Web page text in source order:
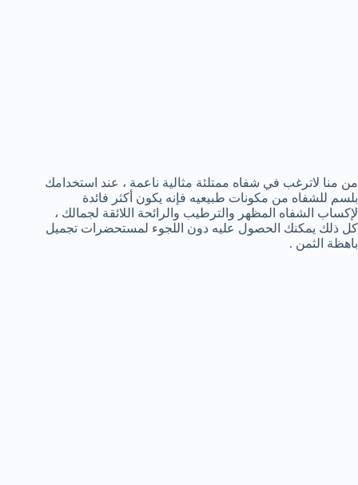
من منا لاترغب في شفاه ممتلئة مثالية ناعمة ، عند استخدامك
بلسم للشفاه من مكونات طبيعيه فإنه يكون أكثر فائدة
لإكساب الشفاه المظهر والترطيب والرائحة اللائقة لجمالك ،
كل ذلك يمكنك الحصول عليه دون اللجوء لمستحضرات تجميل
باهظة الثمن .